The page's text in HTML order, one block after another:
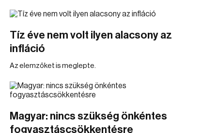
Tíz éve nem volt ilyen alacsony az
infláció
Az elemzőket is meglepte.
Magyar: nincs szükség önkéntes
fogyasztáscsökkentésre